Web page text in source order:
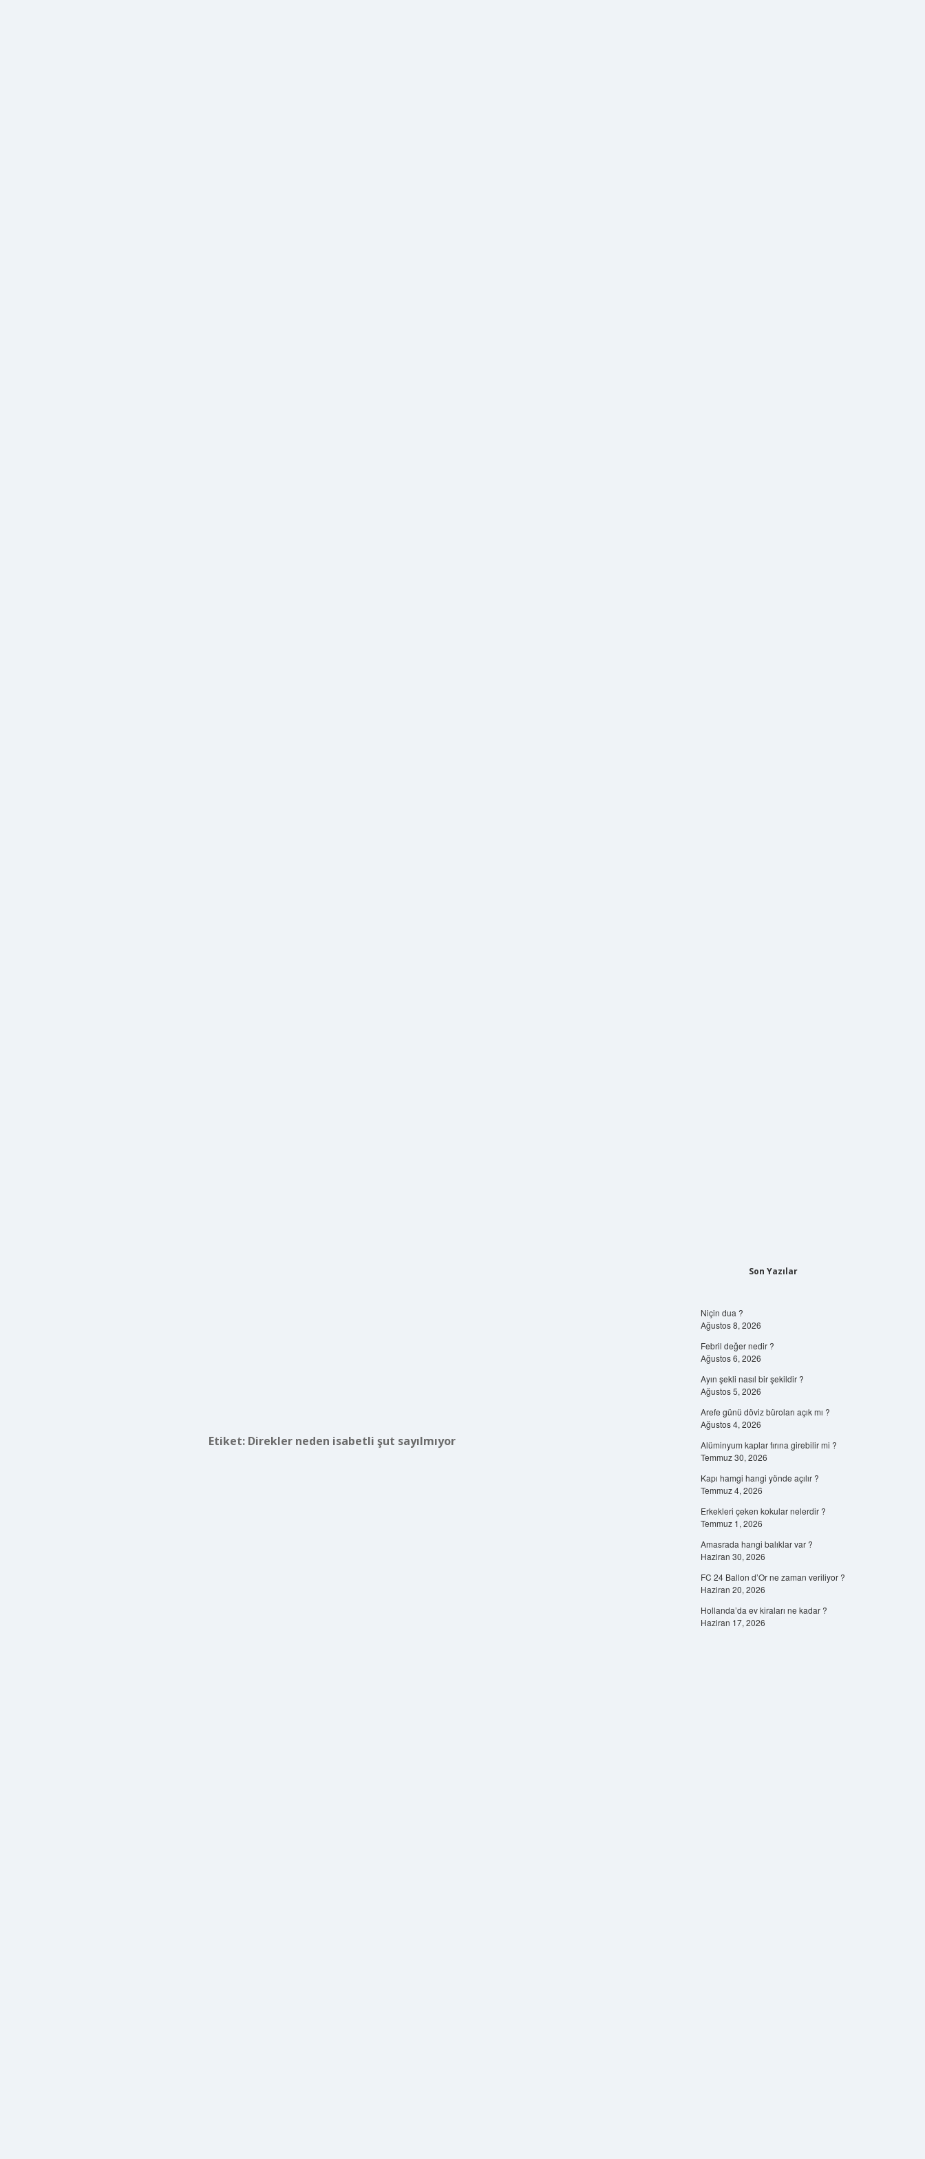
Etiket: Direkler neden isabetli şut sayılmıyor
Son Yazılar
Niçin dua ?
Ağustos 8, 2026
Febril değer nedir ?
Ağustos 6, 2026
Ayın şekli nasıl bir şekildir ?
Ağustos 5, 2026
Arefe günü döviz büroları açık mı ?
Ağustos 4, 2026
Alüminyum kaplar fırına girebilir mi ?
Temmuz 30, 2026
Kapı hamgi hangi yönde açılır ?
Temmuz 4, 2026
Erkekleri çeken kokular nelerdir ?
Temmuz 1, 2026
Amasrada hangi balıklar var ?
Haziran 30, 2026
FC 24 Ballon d’Or ne zaman veriliyor ?
Haziran 20, 2026
Hollanda’da ev kiraları ne kadar ?
Haziran 17, 2026